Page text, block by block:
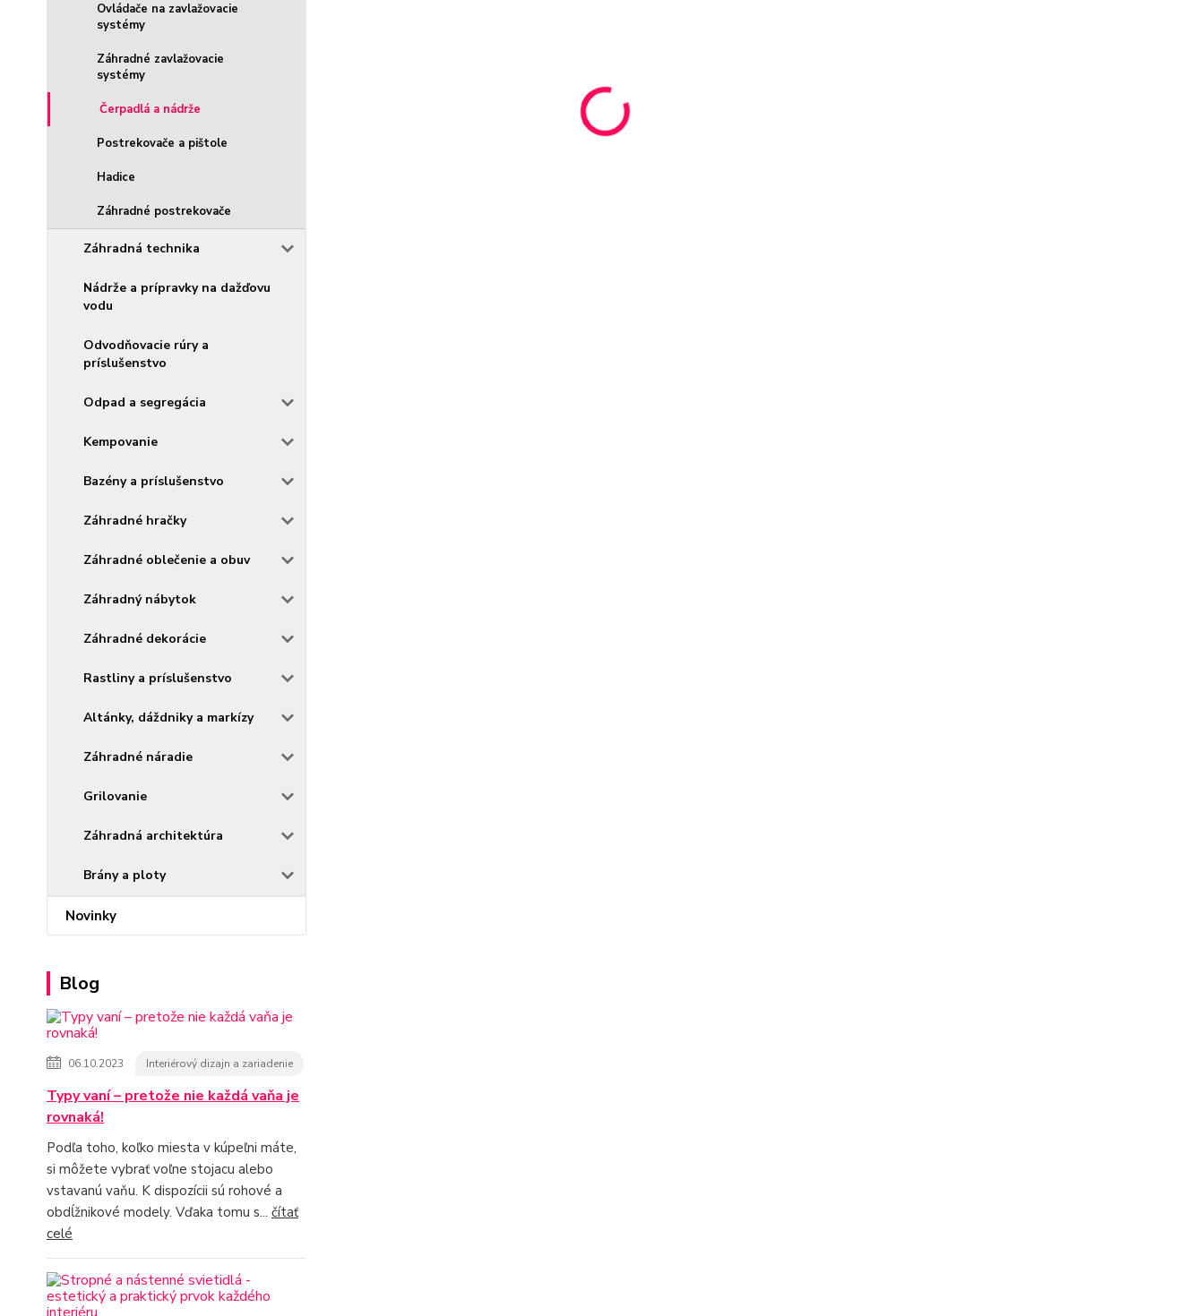
Ovládače na zavlažovacie
systémy
Záhradné zavlažovacie
systémy
Čerpadlá a nádrže
Postrekovače a pištole
Hadice
Záhradné postrekovače
Záhradná technika
Nádrže a prípravky na dažďovu
vodu
Odvodňovacie rúry a
príslušenstvo
Odpad a segregácia
Kempovanie
Bazény a príslušenstvo
Záhradné hračky
Záhradné oblečenie a obuv
Záhradný nábytok
Záhradné dekorácie
Rastliny a príslušenstvo
Altánky, dáždniky a markízy
Záhradné náradie
Grilovanie
Záhradná architektúra
Brány a ploty
Novinky
Blog
06.10.2023 Interiérový dizajn a zariadenie
Typy vaní – pretože nie každá vaňa je
rovnaká!
Podľa toho, koľko miesta v kúpeľni máte,
si môžete vybrať voľne stojacu alebo
vstavanú vaňu. K dispozícii sú rohové a
obdĺžnikové modely. Vďaka tomu s... čítať
celé